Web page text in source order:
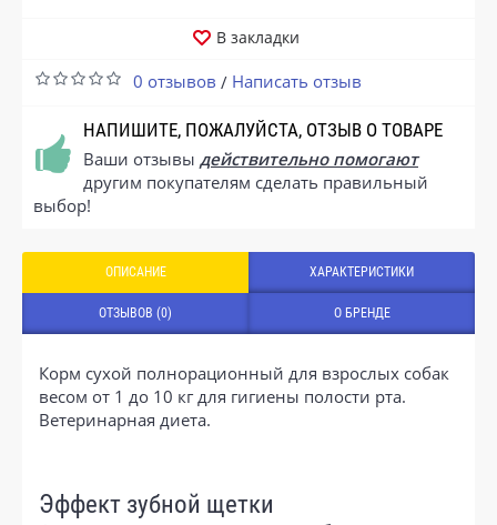
В закладки
0 отзывов / Написать отзыв
НАПИШИТЕ, ПОЖАЛУЙСТА, ОТЗЫВ О ТОВАРЕ
Ваши отзывы действительно помогают
другим покупателям сделать правильный
выбор!
ОПИСАНИЕ ХАРАКТЕРИСТИКИ
ОТЗЫВОВ (0) О БРЕНДЕ
Корм сухой полнорационный для взрослых собак
весом от 1 до 10 кг для гигиены полости рта.
Ветеринарная диета.
Эффект зубной щетки